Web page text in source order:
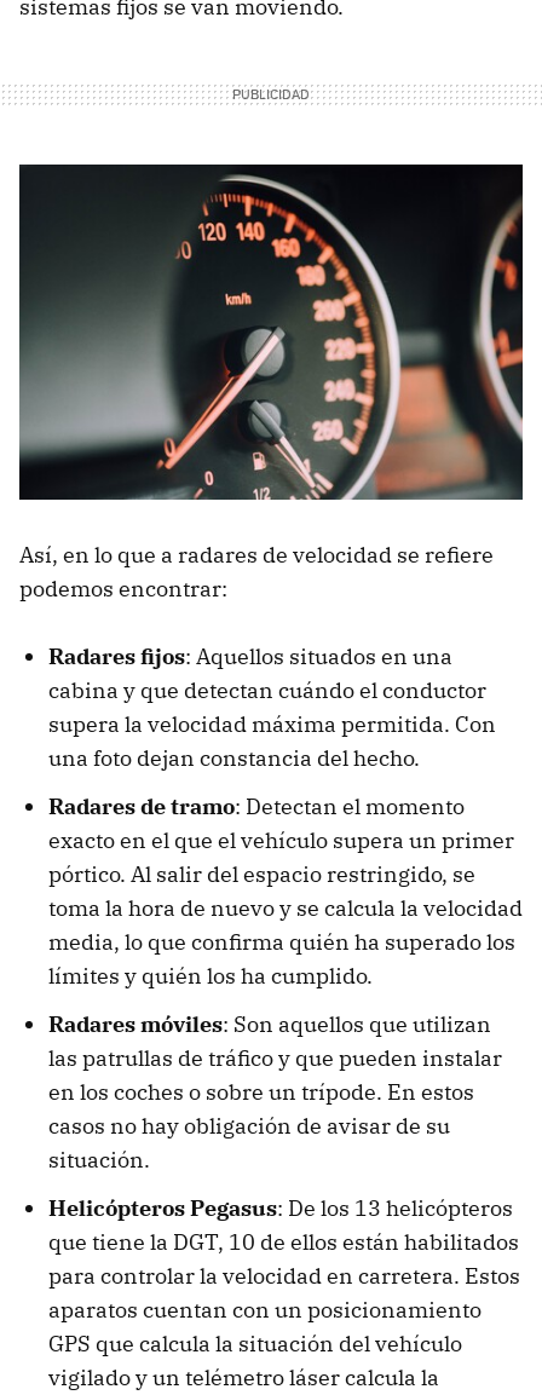
sistemas fijos se van moviendo.
Así, en lo que a radares de velocidad se refiere
podemos encontrar:
Radares fijos: Aquellos situados en una
cabina y que detectan cuándo el conductor
supera la velocidad máxima permitida. Con
una foto dejan constancia del hecho.
Radares de tramo: Detectan el momento
exacto en el que el vehículo supera un primer
pórtico. Al salir del espacio restringido, se
toma la hora de nuevo y se calcula la velocidad
media, lo que confirma quién ha superado los
límites y quién los ha cumplido.
Radares móviles: Son aquellos que utilizan
las patrullas de tráfico y que pueden instalar
en los coches o sobre un trípode. En estos
casos no hay obligación de avisar de su
situación.
Helicópteros Pegasus: De los 13 helicópteros
que tiene la DGT, 10 de ellos están habilitados
para controlar la velocidad en carretera. Estos
aparatos cuentan con un posicionamiento
GPS que calcula la situación del vehículo
vigilado y un telémetro láser calcula la